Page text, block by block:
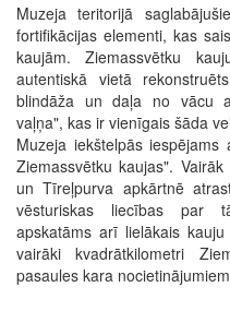
Muzeja teritorijā
fortifikācijas elementi, kas
kaujām. Ziemassvētku
autentiskā vietā
blindāža un daļa no vācu
vaļņa", kas ir vienīgais šāda
Muzeja iekštelpās
Ziemassvētku kaujas".
un Tīreļpurva apkārtnē
vēsturiskas liecības par
apskatāms arī lielākais
vairāki kvadrātkilometri
pasaules kara